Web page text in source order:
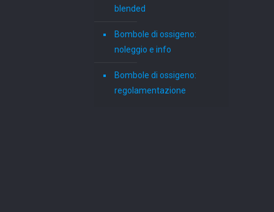
blended
Bombole di ossigeno:
noleggio e info
Bombole di ossigeno:
regolamentazione